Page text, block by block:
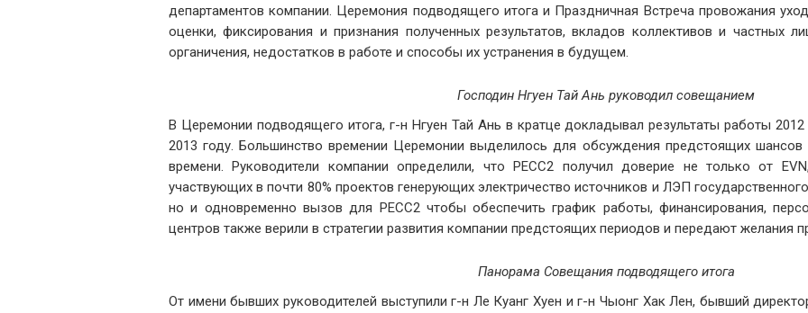
департаментов компании. Церемония подводящего итога и Праздничная Встреча провожания
оценки, фиксирования и признания полученных результатов, вкладов коллективов и частных
органичения, недостатков в работе и способы их устранения в будущем.
Господин Нгуен Тай Ань руководил совещанием
В Церемонии подводящего итога, г-н Нгуен Тай Ань в кратце докладывал результаты работы
2013 году. Большинство времении Церемонии выделилось для обсуждения предстоящих шансов
времени. Руководители компании определили, что PECC2 получил доверие не только от
участвующих в почти 80% проектов генерующих электричество источников и ЛЭП
но и одновременно вызов для PECC2 чтобы обеспечить график работы, финансирования,
центров также верили в стратегии развития компании предстоящих периодов и передают желания
Панорама Совещания подводящего итога
От имени бывших руководителей выступили г-н Ле Куанг Хуен и г-н Чыонг Хак Лен, бывший